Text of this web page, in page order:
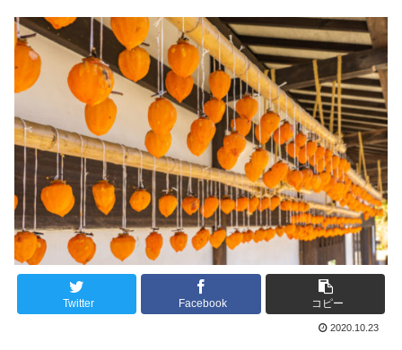
Twitter Facebook コピー
2020.10.23